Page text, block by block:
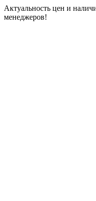
Актуальность цен и
менеджеров!